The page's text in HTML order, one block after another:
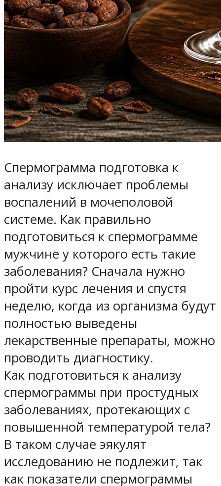
Спермограмма подготовка к
анализу исключает проблемы
воспалений в мочеполовой
системе. Как правильно
подготовиться к спермограмме
мужчине у которого есть такие
заболевания? Сначала нужно
пройти курс лечения и спустя
неделю, когда из организма будут
полностью выведены
лекарственные препараты, можно
проводить диагностику.
Как подготовиться к анализу
спермограммы при простудных
заболеваниях, протекающих с
повышенной температурой тела?
В таком случае эякулят
исследованию не подлежит, так
как показатели спермограммы